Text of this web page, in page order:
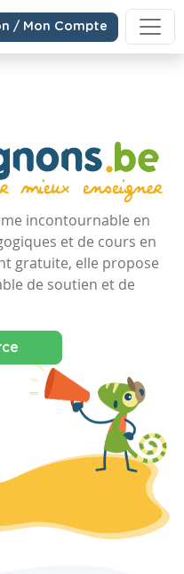
/ Mon Compte
incontournable en
et de cours en
gratuite, elle propose
de soutien et de